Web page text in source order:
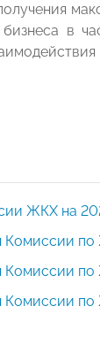
в
ЖКХ на
Комиссии
Комиссии
Комиссии по